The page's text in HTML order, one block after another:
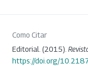
Como Citar
Editorial. (2015).
https://doi.org/